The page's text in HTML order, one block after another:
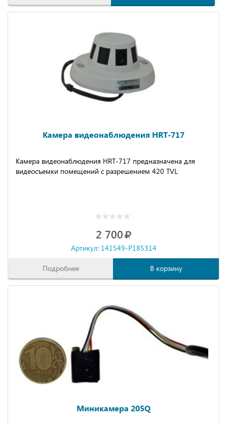
Камера видеонаблюдения HRT-717
Камера видеонаблюдения HRT-717 предназначена для
видеосъемки помещений с разрешением 420 TVL
2 700
Артикул: 141549-P185314
Подробнее В корзину
Миникамера 205Q